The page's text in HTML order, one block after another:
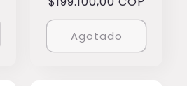
habitual
Agotado